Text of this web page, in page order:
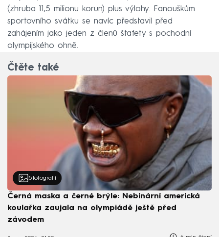
(zhruba 11,5 milionu korun) plus výlohy. Fanouškům
sportovního svátku se navíc představil před
zahájením jako jeden z členů štafety s pochodní
olympijského ohně.
Čtěte také
5 fotografií
Černá maska a černé brýle: Nebinární americká
koulařka zaujala na olympiádě ještě před
závodem